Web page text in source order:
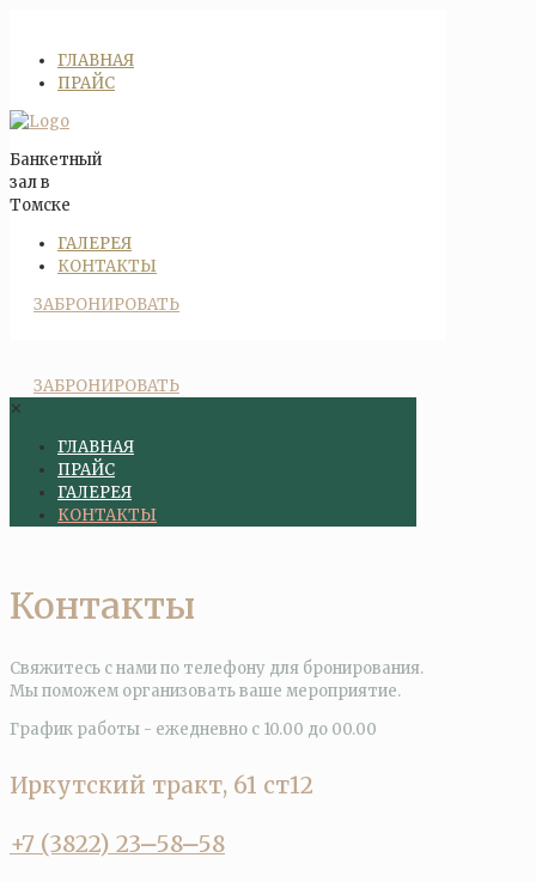
ГЛАВНАЯ
ПРАЙС
Банкетный
зал в
Томске
ГАЛЕРЕЯ
КОНТАКТЫ
ЗАБРОНИРОВАТЬ
ЗАБРОНИРОВАТЬ
✕
ГЛАВНАЯ
ПРАЙС
ГАЛЕРЕЯ
КОНТАКТЫ
Контакты
Свяжитесь с нами по телефону для бронирования.
Мы поможем организовать ваше мероприятие.
График работы - ежедневно с 10.00 до 00.00
Иркутский тракт, 61 ст12
+7 (3822) 23‒58‒58